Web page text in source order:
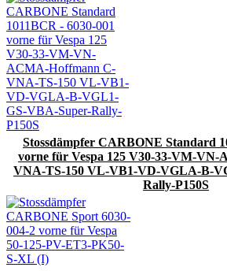
Stossdämpfer CARBONE Standard
vorne für Vespa 125 V30-33-VM-
VNA-TS-150 VL-VB1-VD-VGLA-B-
Rally-P150S